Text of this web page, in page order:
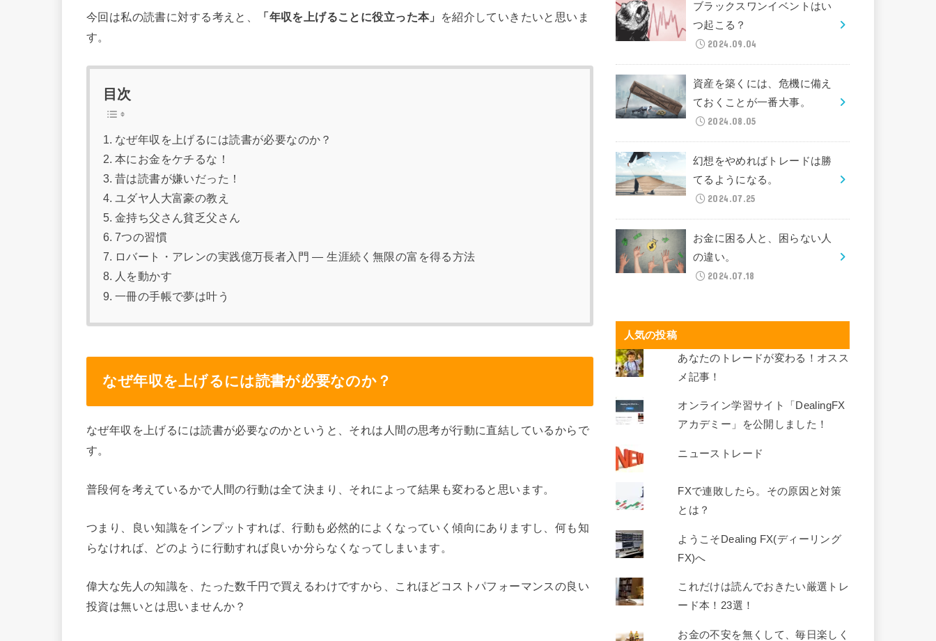
今回は私の読書に対する考えと、 「年収を上げることに役立った本」
を紹介していきたいと思いま
す。
目次
なぜ年収を上げるには読書が必要なのか？
本にお金をケチるな！
昔は読書が嫌いだった！
ユダヤ人大富豪の教え
金持ち父さん貧乏父さん
7つの習慣
ロバート・アレンの実践億万長者入門 ― 生涯続く無限の富を得る方法
人を動かす
一冊の手帳で夢は叶う
なぜ年収を上げるには読書が必要なのか？
なぜ年収を上げるには読書が必要なのかというと、それは人間の思考が行動に直結しているからで
す。
普段何を考えているかで人間の行動は全て決まり、それによって結果も変わると思います。
つまり、良い知識をインプットすれば、行動も必然的によくなっていく傾向にありますし、何も知
らなければ、どのように行動すれば良いか分らなくなってしまいます。
偉大な先人の知識を、たった数千円で買えるわけですから、これほどコストパフォーマンスの良い
投資は無いとは思いませんか？
ブラックスワンイベントはい
つ起こる？
2024.09.04
資産を築くには、危機に備え
ておくことが一番大事。
2024.08.05
幻想をやめればトレードは勝
てるようになる。
2024.07.25
お金に困る人と、困らない人
の違い。
2024.07.18
人気の投稿
あなたのトレードが変わる！オスス
メ記事！
オンライン学習サイト「DealingFX
アカデミー」を公開しました！
ニューストレード
FXで連敗したら。その原因と対策
とは？
ようこそDealing FX(ディーリング
FX)へ
これだけは読んでおきたい厳選トレ
ード本！23選！
お金の不安を無くして、毎日楽しく